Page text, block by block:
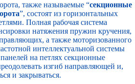
также называемые “секционные
”, состоят из горизонтальных
Полная рабочая система
натяжения пружин кручения,
а также моторизованного
интеллектуальной системы
на петлях секционные
изгиб направляющей и,
и закрываться.